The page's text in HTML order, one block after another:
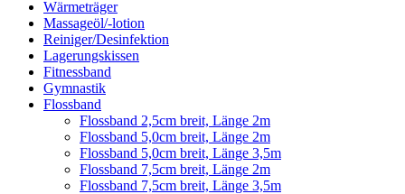
Wärmeträger
Massageöl/-lotion
Reiniger/Desinfektion
Lagerungskissen
Fitnessband
Gymnastik
Flossband
Flossband 2,5cm breit, Länge 2m
Flossband 5,0cm breit, Länge 2m
Flossband 5,0cm breit, Länge 3,5m
Flossband 7,5cm breit, Länge 2m
Flossband 7,5cm breit, Länge 3,5m